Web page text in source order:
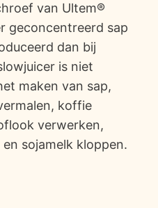
van Ultem®
geconcentreerd sap
dan bij
is niet
maken van sap,
koffie
verwerken,
sojamelk kloppen.